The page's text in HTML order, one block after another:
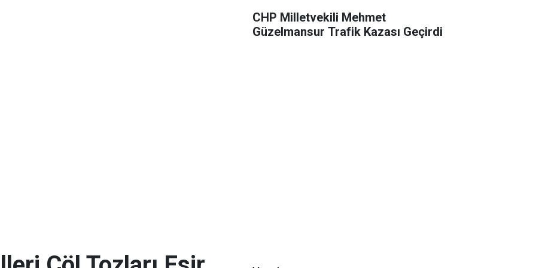
CHP Milletvekili Mehmet
Güzelmansur Trafik Kazası Geçirdi